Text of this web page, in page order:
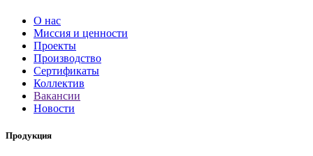
О нас
Миссия и ценности
Проекты
Производство
Сертификаты
Коллектив
Вакансии
Новости
Продукция